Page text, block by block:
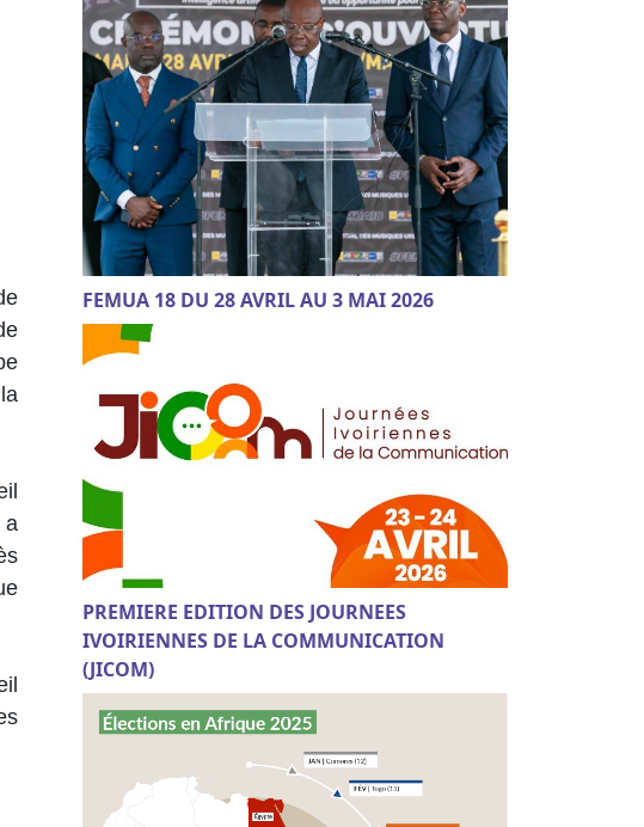
a
FEMUA 18 DU 28 AVRIL AU 3 MAI 2026
PREMIERE EDITION DES JOURNEES
IVOIRIENNES DE LA COMMUNICATION
(JICOM)